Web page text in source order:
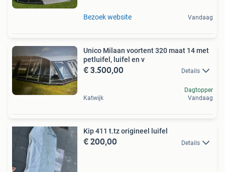
Bezoek website Vandaag
Unico Milaan voortent 320 maat 14 met
petluifel, luifel en v
€ 3.500,00 Details
Katwijk
Dagtopper
Vandaag
Kip 411 t.tz origineel luifel
€ 200,00 Details